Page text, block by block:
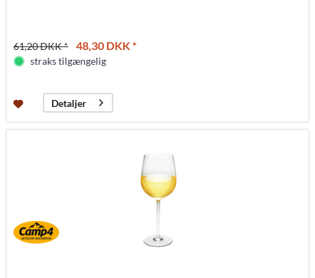
61,20 DKK * 48,30 DKK *
straks tilgængelig
Detaljer